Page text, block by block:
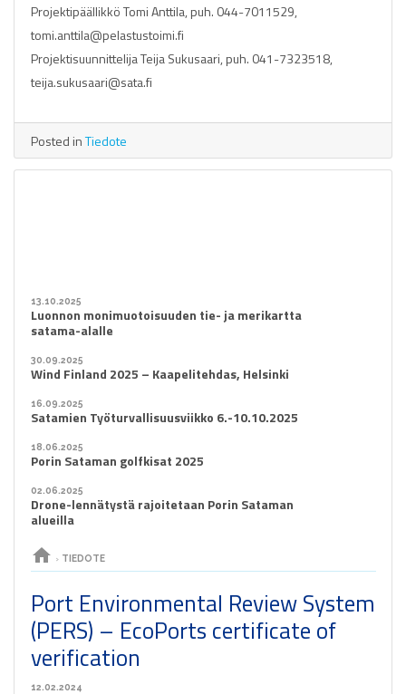
Projektipäällikkö Tomi Anttila, puh. 044-7011529,
tomi.anttila@pelastustoimi.fi
Projektisuunnittelija Teija Sukusaari, puh. 041-7323518,
teija.sukusaari@sata.fi
Posted inTiedote
13.10.2025
Luonnon monimuotoisuuden tie- ja merikartta
satama-alalle
30.09.2025
Wind Finland 2025 – Kaapelitehdas, Helsinki
16.09.2025
Satamien Työturvallisuusviikko 6.-10.10.2025
18.06.2025
Porin Sataman golfkisat 2025
02.06.2025
Drone-lennätystä rajoitetaan Porin Sataman
alueilla
home › TIEDOTE
Port Environmental Review System
(PERS) – EcoPorts certificate of
verification
12.02.2024